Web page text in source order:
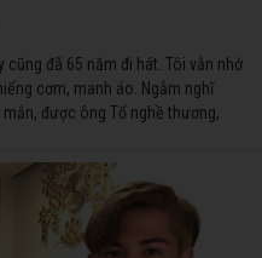
cũng đã 65 năm đi hát. Tôi vẫn nhớ
cơm, manh áo. Ngẫm nghĩ
được ông Tổ nghề thương,
bước thành danh với nghiệp ca